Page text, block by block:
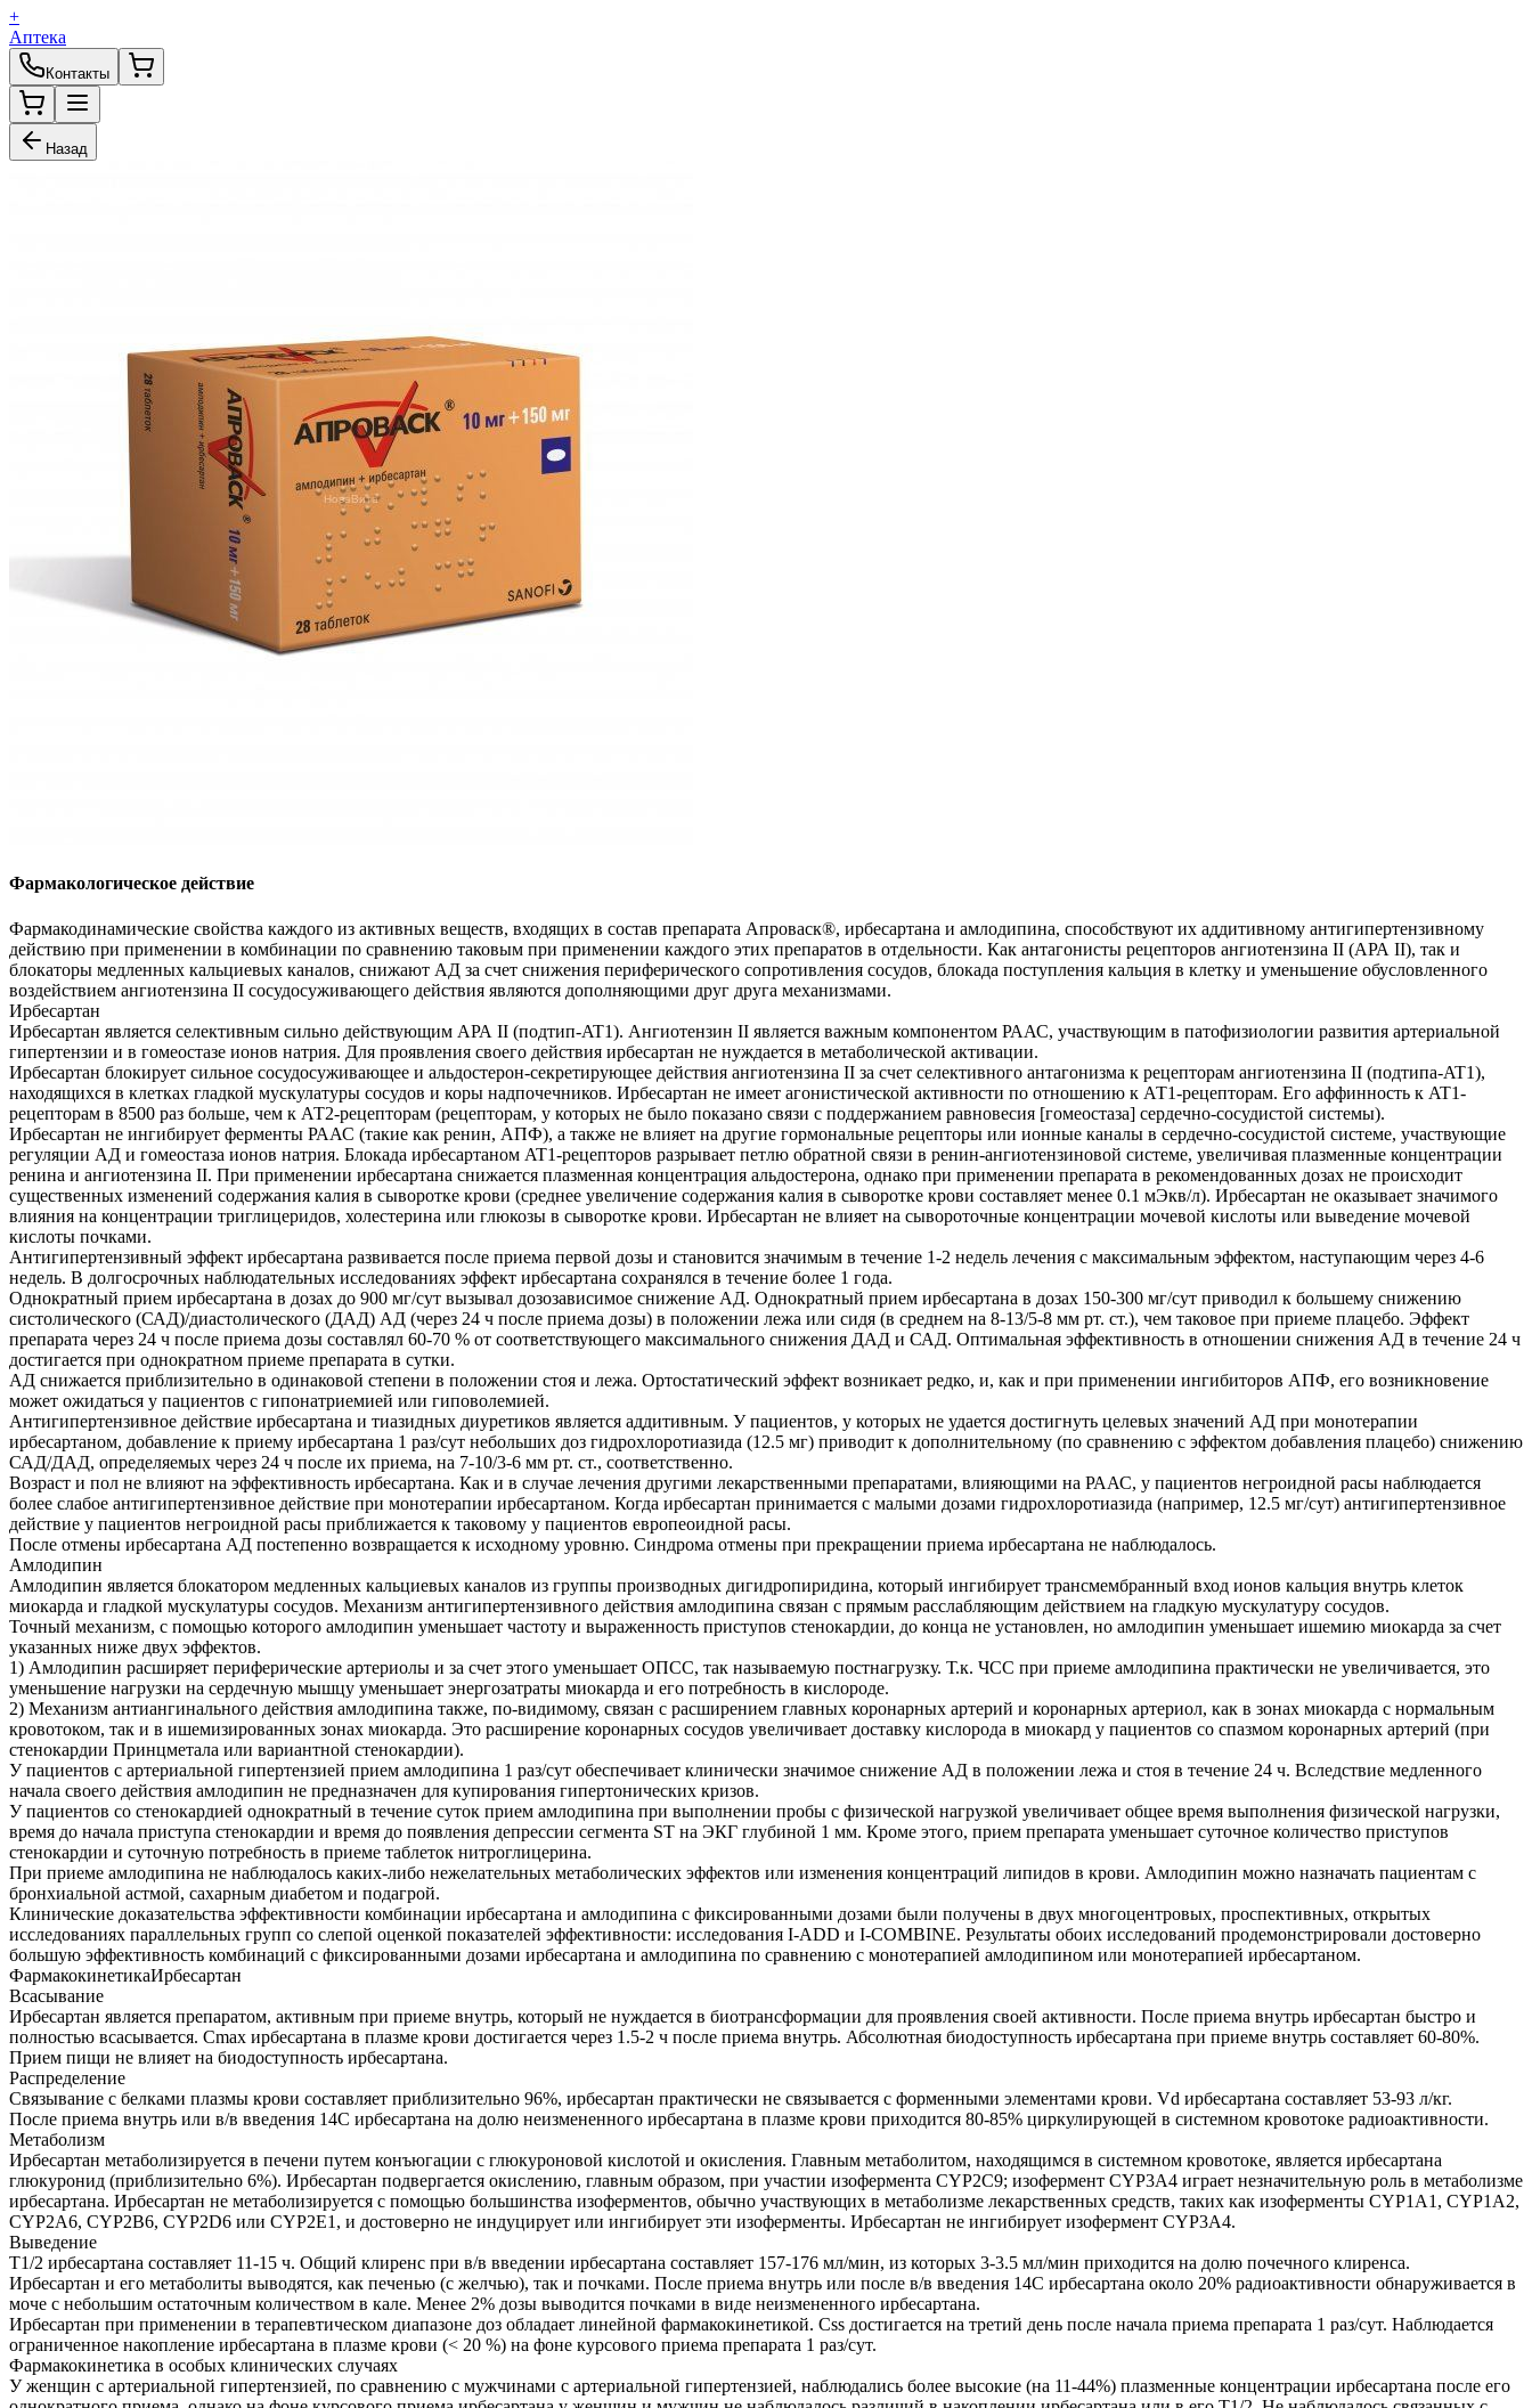
+
Аптека
Контакты
Назад
Фармакологическое действие
Фармакодинамические свойства каждого из активных веществ, входящих в состав препарата Апроваcк®, ирбесартана и амлодипина, способствуют их аддитивному антигипертензивному
действию при применении в комбинации по сравнению таковым при применении каждого этих препаратов в отдельности. Как антагонисты рецепторов ангиотензина II (АРА II), так и
блокаторы медленных кальциевых каналов, снижают АД за счет снижения периферического сопротивления сосудов, блокада поступления кальция в клетку и уменьшение обусловленного
воздействием ангиотензина II сосудосуживающего действия являются дополняющими друг друга механизмами.
Ирбесартан
Ирбесартан является селективным сильно действующим АРА II (подтип-AT1). Ангиотензин II является важным компонентом РААС, участвующим в патофизиологии развития артериальной
гипертензии и в гомеостазе ионов натрия. Для проявления своего действия ирбесартан не нуждается в метаболической активации.
Ирбесартан блокирует сильное сосудосуживающее и альдостерон-секретирующее действия ангиотензина II за счет селективного антагонизма к рецепторам ангиотензина II (подтипа-AT1),
находящихся в клетках гладкой мускулатуры сосудов и коры надпочечников. Ирбесартан не имеет агонистической активности по отношению к АТ1-рецепторам. Его аффинность к AT1-
рецепторам в 8500 раз больше, чем к АТ2-рецепторам (рецепторам, у которых не было показано связи с поддержанием равновесия [гомеостаза] сердечно-сосудистой системы).
Ирбесартан не ингибирует ферменты РААС (такие как ренин, АПФ), а также не влияет на другие гормональные рецепторы или ионные каналы в сердечно-сосудистой системе, участвующие
регуляции АД и гомеостаза ионов натрия. Блокада ирбесартаном AT1-рецепторов разрывает петлю обратной связи в ренин-ангиотензиновой системе, увеличивая плазменные концентрации
ренина и ангиотензина II. При применении ирбесартана снижается плазменная концентрация альдостерона, однако при применении препарата в рекомендованных дозах не происходит
существенных изменений содержания калия в сыворотке крови (среднее увеличение содержания калия в сыворотке крови составляет менее 0.1 мЭкв/л). Ирбесартан не оказывает значимого
влияния на концентрации триглицеридов, холестерина или глюкозы в сыворотке крови. Ирбесартан не влияет на сывороточные концентрации мочевой кислоты или выведение мочевой
кислоты почками.
Антигипертензивный эффект ирбесартана развивается после приема первой дозы и становится значимым в течение 1-2 недель лечения с максимальным эффектом, наступающим через 4-6
недель. В долгосрочных наблюдательных исследованиях эффект ирбесартана сохранялся в течение более 1 года.
Однократный прием ирбесартана в дозах до 900 мг/сут вызывал дозозависимое снижение АД. Однократный прием ирбесартана в дозах 150-300 мг/сут приводил к большему снижению
систолического (САД)/диастолического (ДАД) АД (через 24 ч после приема дозы) в положении лежа или сидя (в среднем на 8-13/5-8 мм рт. ст.), чем таковое при приеме плацебо. Эффект
препарата через 24 ч после приема дозы составлял 60-70 % от соответствующего максимального снижения ДАД и САД. Оптимальная эффективность в отношении снижения АД в течение 24 ч
достигается при однократном приеме препарата в сутки.
АД снижается приблизительно в одинаковой степени в положении стоя и лежа. Ортостатический эффект возникает редко, и, как и при применении ингибиторов АПФ, его возникновение
может ожидаться у пациентов с гипонатриемией или гиповолемией.
Антигипертензивное действие ирбесартана и тиазидных диуретиков является аддитивным. У пациентов, у которых не удается достигнуть целевых значений АД при монотерапии
ирбесартаном, добавление к приему ирбесартана 1 раз/сут небольших доз гидрохлоротиазида (12.5 мг) приводит к дополнительному (по сравнению с эффектом добавления плацебо) снижению
САД/ДАД, определяемых через 24 ч после их приема, на 7-10/3-6 мм рт. ст., соответственно.
Возраст и пол не влияют на эффективность ирбесартана. Как и в случае лечения другими лекарственными препаратами, влияющими на РААС, у пациентов негроидной расы наблюдается
более слабое антигипертензивное действие при монотерапии ирбесартаном. Когда ирбесартан принимается с малыми дозами гидрохлоротиазида (например, 12.5 мг/сут) антигипертензивное
действие у пациентов негроидной расы приближается к таковому у пациентов европеоидной расы.
После отмены ирбесартана АД постепенно возвращается к исходному уровню. Синдрома отмены при прекращении приема ирбесартана не наблюдалось.
Амлодипин
Амлодипин является блокатором медленных кальциевых каналов из группы производных дигидропиридина, который ингибирует трансмембранный вход ионов кальция внутрь клеток
миокарда и гладкой мускулатуры сосудов. Механизм антигипертензивного действия амлодипина связан с прямым расслабляющим действием на гладкую мускулатуру сосудов.
Точный механизм, с помощью которого амлодипин уменьшает частоту и выраженность приступов стенокардии, до конца не установлен, но амлодипин уменьшает ишемию миокарда за счет
указанных ниже двух эффектов.
1) Амлодипин расширяет периферические артериолы и за счет этого уменьшает ОПСС, так называемую постнагрузку. Т.к. ЧСС при приеме амлодипина практически не увеличивается, это
уменьшение нагрузки на сердечную мышцу уменьшает энергозатраты миокарда и его потребность в кислороде.
2) Механизм антиангинального действия амлодипина также, по-видимому, связан с расширением главных коронарных артерий и коронарных артериол, как в зонах миокарда с нормальным
кровотоком, так и в ишемизированных зонах миокарда. Это расширение коронарных сосудов увеличивает доставку кислорода в миокард у пациентов со спазмом коронарных артерий (при
стенокардии Принцметала или вариантной стенокардии).
У пациентов с артериальной гипертензией прием амлодипина 1 раз/сут обеспечивает клинически значимое снижение АД в положении лежа и стоя в течение 24 ч. Вследствие медленного
начала своего действия амлодипин не предназначен для купирования гипертонических кризов.
У пациентов со стенокардией однократный в течение суток прием амлодипина при выполнении пробы с физической нагрузкой увеличивает общее время выполнения физической нагрузки,
время до начала приступа стенокардии и время до появления депрессии сегмента ST на ЭКГ глубиной 1 мм. Кроме этого, прием препарата уменьшает суточное количество приступов
стенокардии и суточную потребность в приеме таблеток нитроглицерина.
При приеме амлодипина не наблюдалось каких-либо нежелательных метаболических эффектов или изменения концентраций липидов в крови. Амлодипин можно назначать пациентам с
бронхиальной астмой, сахарным диабетом и подагрой.
Клинические доказательства эффективности комбинации ирбесартана и амлодипина с фиксированными дозами были получены в двух многоцентровых, проспективных, открытых
исследованиях параллельных групп со слепой оценкой показателей эффективности: исследования I-ADD и I-COMBINE. Результаты обоих исследований продемонстрировали достоверно
большую эффективность комбинаций с фиксированными дозами ирбесартана и амлодипина по сравнению с монотерапией амлодипином или монотерапией ирбесартаном.
ФармакокинетикаИрбесартан
Всасывание
Ирбесартан является препаратом, активным при приеме внутрь, который не нуждается в биотрансформации для проявления своей активности. После приема внутрь ирбесартан быстро и
полностью всасывается. Cmax ирбесартана в плазме крови достигается через 1.5-2 ч после приема внутрь. Абсолютная биодоступность ирбесартана при приеме внутрь составляет 60-80%.
Прием пищи не влияет на биодоступность ирбесартана.
Распределение
Связывание с белками плазмы крови составляет приблизительно 96%, ирбесартан практически не связывается с форменными элементами крови. Vd ирбесартана составляет 53-93 л/кг.
После приема внутрь или в/в введения 14С ирбесартана на долю неизмененного ирбесартана в плазме крови приходится 80-85% циркулирующей в системном кровотоке радиоактивности.
Метаболизм
Ирбесартан метаболизируется в печени путем конъюгации с глюкуроновой кислотой и окисления. Главным метаболитом, находящимся в системном кровотоке, является ирбесартана
глюкуронид (приблизительно 6%). Ирбесартан подвергается окислению, главным образом, при участии изофермента CYP2C9; изофермент CYP3A4 играет незначительную роль в метаболизме
ирбесартана. Ирбесартан не метаболизируется с помощью большинства изоферментов, обычно участвующих в метаболизме лекарственных средств, таких как изоферменты CYP1A1, CYP1A2,
CYP2A6, CYP2B6, CYP2D6 или CYP2E1, и достоверно не индуцирует или ингибирует эти изоферменты. Ирбесартан не ингибирует изофермент CYP3A4.
Выведение
T1/2 ирбесартана составляет 11-15 ч. Общий клиренс при в/в введении ирбесартана составляет 157-176 мл/мин, из которых 3-3.5 мл/мин приходится на долю почечного клиренса.
Ирбесартан и его метаболиты выводятся, как печенью (с желчью), так и почками. После приема внутрь или после в/в введения 14С ирбесартана около 20% радиоактивности обнаруживается в
моче с небольшим остаточным количеством в кале. Менее 2% дозы выводится почками в виде неизмененного ирбесартана.
Ирбесартан при применении в терапевтическом диапазоне доз обладает линейной фармакокинетикой. Css достигается на третий день после начала приема препарата 1 раз/сут. Наблюдается
ограниченное накопление ирбесартана в плазме крови (< 20 %) на фоне курсового приема препарата 1 раз/сут.
Фармакокинетика в особых клинических случаях
У женщин с артериальной гипертензией, по сравнению с мужчинами с артериальной гипертензией, наблюдались более высокие (на 11-44%) плазменные концентрации ирбесартана после его